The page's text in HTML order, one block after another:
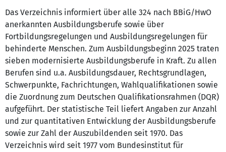
Das Verzeichnis informiert über alle 324 nach BBiG/HwO
anerkannten Ausbildungsberufe sowie über
Fortbildungsregelungen und Ausbildungsregelungen für
behinderte Menschen. Zum Ausbildungsbeginn 2025 traten
sieben modernisierte Ausbildungsberufe in Kraft. Zu allen
Berufen sind u.a. Ausbildungsdauer, Rechtsgrundlagen,
Schwerpunkte, Fachrichtungen, Wahlqualifikationen sowie
die Zuordnung zum Deutschen Qualifikationsrahmen (DQR)
aufgeführt. Der statistische Teil liefert Angaben zur Anzahl
und zur quantitativen Entwicklung der Ausbildungsberufe
sowie zur Zahl der Auszubildenden seit 1970. Das
Verzeichnis wird seit 1977 vom Bundesinstitut für